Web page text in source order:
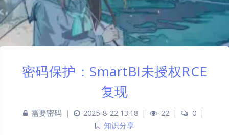
密码保护：SmartBI未授权RCE
复现
需要密码 | 2025-8-22 13:18 | 22 | 0 |
知识分享